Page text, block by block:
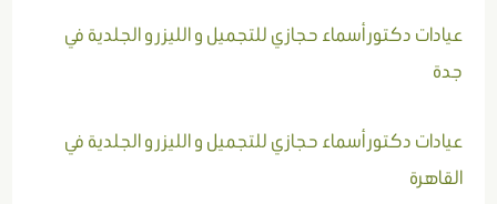
عيادات دكتور أسماء حجازي للتجميل و الليزر و الجلدية في
جدة
عيادات دكتور أسماء حجازي للتجميل و الليزر و الجلدية في
القاهرة